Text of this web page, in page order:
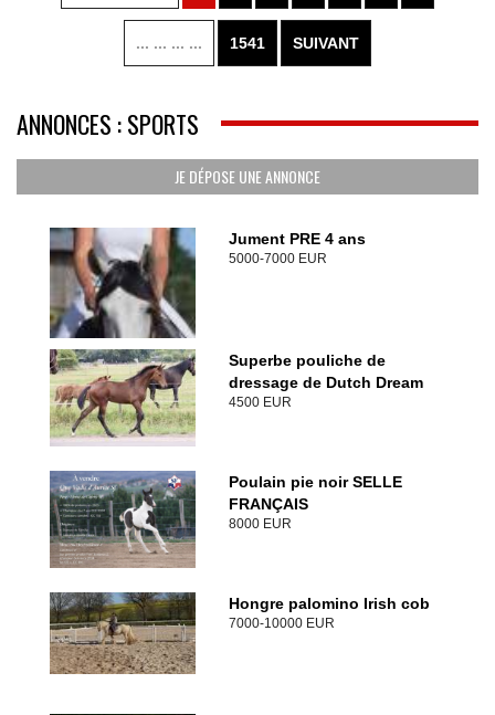
... ... ... ... 1541 SUIVANT
ANNONCES : SPORTS
JE DÉPOSE UNE ANNONCE
Jument PRE 4 ans
5000-7000 EUR
Superbe pouliche de
dressage de Dutch Dream
4500 EUR
Poulain pie noir SELLE
FRANÇAIS
8000 EUR
Hongre palomino Irish cob
7000-10000 EUR